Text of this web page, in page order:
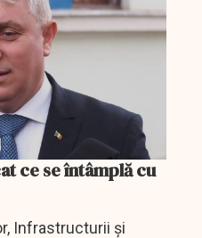
ce se întâmplă cu
Infrastructurii şi